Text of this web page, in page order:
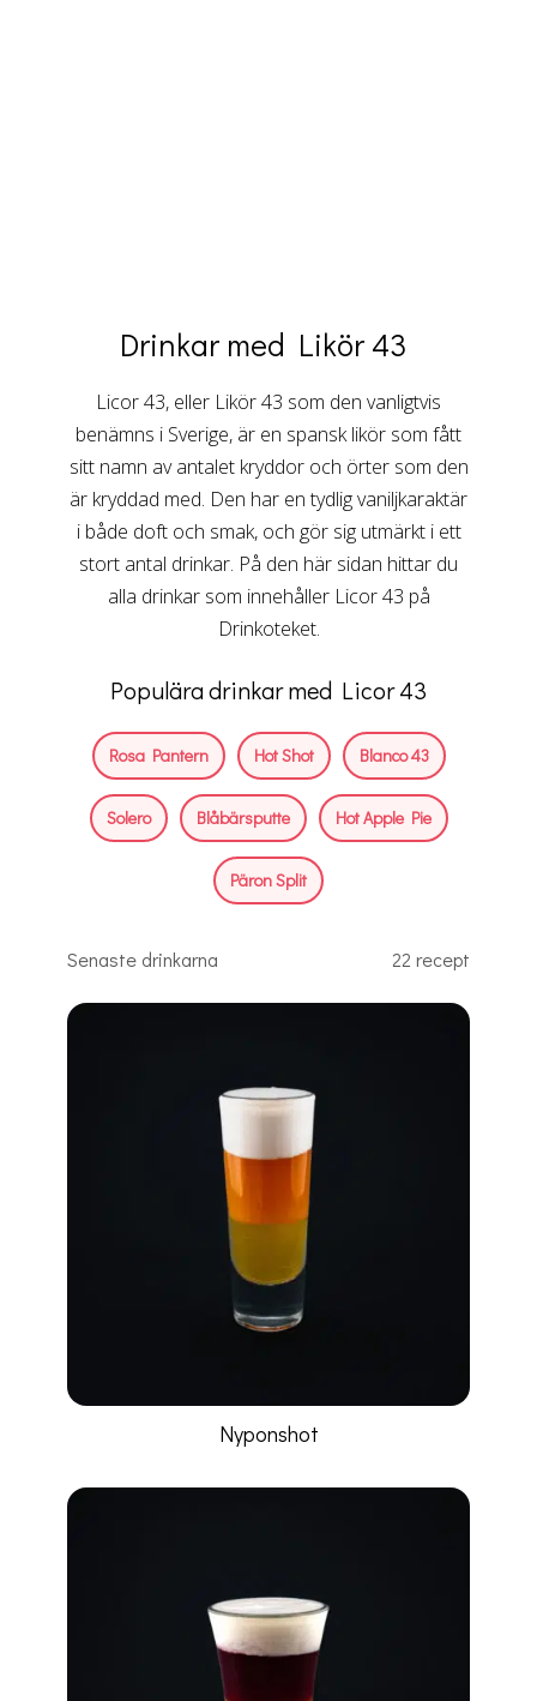
Drinkar med Likör 43
Licor 43, eller Likör 43 som den vanligtvis
benämns i Sverige, är en spansk likör som fått
sitt namn av antalet kryddor och örter som den
är kryddad med. Den har en tydlig vaniljkaraktär
i både doft och smak, och gör sig utmärkt i ett
stort antal drinkar. På den här sidan hittar du
alla drinkar som innehåller Licor 43 på
Drinkoteket.
Populära drinkar med Licor 43
Rosa Pantern Hot Shot Blanco 43
Solero Blåbärsputte Hot Apple Pie
Päron Split
Senaste drinkarna 22 recept
Nyponshot